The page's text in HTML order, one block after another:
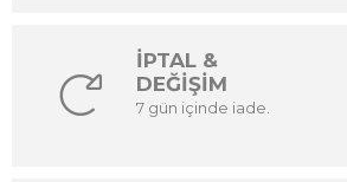
İPTAL &
DEĞİŞİM
7 gün içinde iade.